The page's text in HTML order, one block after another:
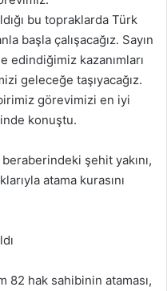
bu topraklarda Türk
başla çalışacağız. Sayın
edindiğimiz kazanımları
geleceğe taşıyacağız.
görevimizi en iyi
konuştu.
beraberindeki şehit yakını,
atama kurasını
82 hak sahibinin ataması,